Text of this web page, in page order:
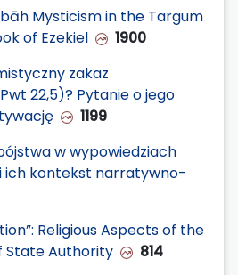
Mysticism in the Targum
of Ezekiel
1900
zakaz
22,5)? Pytanie o jego
1199
w wypowiedziach
ich kontekst narratywno-
Religious Aspects of the
State Authority
814